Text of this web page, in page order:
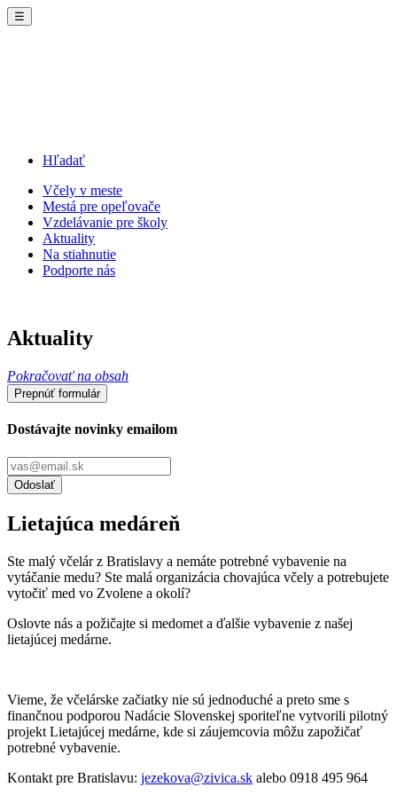
☰
Hľadať
Včely v meste
Mestá pre opeľovače
Vzdelávanie pre školy
Aktuality
Na stiahnutie
Podporte nás
Aktuality
Pokračovať na obsah
Prepnúť formulár
Dostávajte novinky emailom
Odoslať
Lietajúca medáreň
Ste malý včelár z Bratislavy a nemáte potrebné vybavenie na
vytáčanie medu? Ste malá organizácia chovajúca včely a potrebujete
vytočiť med vo Zvolene a okolí?
Oslovte nás a požičajte si medomet a ďalšie vybavenie z našej
lietajúcej medárne.
Vieme, že včelárske začiatky nie sú jednoduché a preto sme s
finančnou podporou Nadácie Slovenskej sporiteľne vytvorili pilotný
projekt Lietajúcej medárne, kde si záujemcovia môžu zapožičať
potrebné vybavenie.
Kontakt pre Bratislavu: jezekova@zivica.sk alebo 0918 495 964